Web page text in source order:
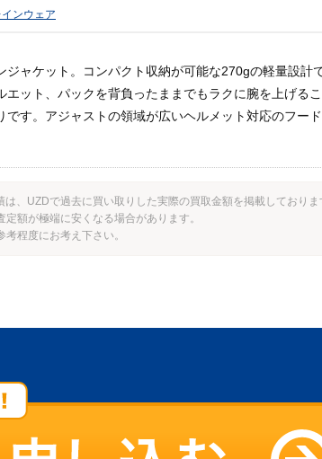
インウェア
ャケット。コンパクト収納が可能な270gの軽量設計
ット、パックを背負ったままでもラクに腕を上げる
す。アジャストの領域が広いヘルメット対応のフー
、UZDで過去に買い取りした実際の買取金額を掲載しておりま
額が極端に安くなる場合があります。
程度にお考え下さい。